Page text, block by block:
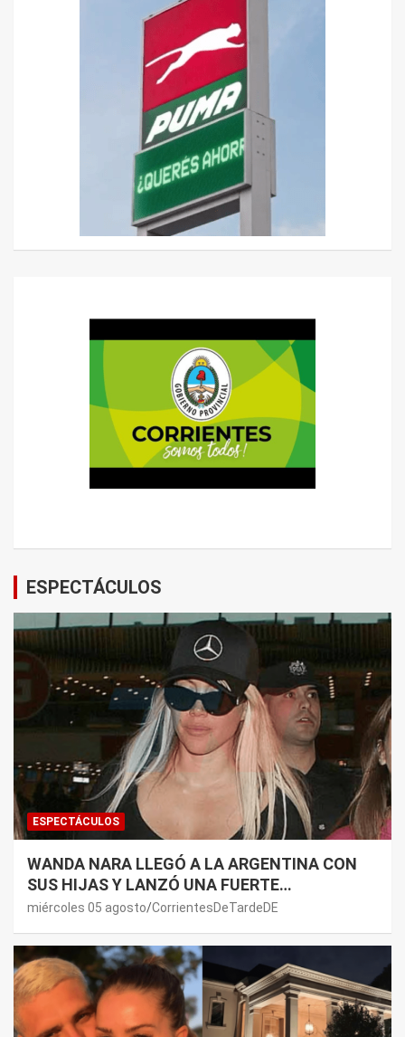
ESPECTÁCULOS
ESPECTÁCULOS
WANDA NARA LLEGÓ A LA ARGENTINA CON
SUS HIJAS Y LANZÓ UNA FUERTE
PREMONICIÓN SOBRE MAURO ICARDI
miércoles 05 agosto CorrientesDeTardeDE